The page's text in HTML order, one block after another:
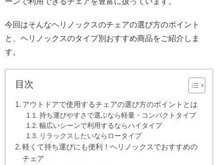
今回はそんなヘリノックスのチェアの選び方のポイント
と、ヘリノックスのタイプ別おすすめ商品をご紹介しま
す。
目次
アウトドアで使用するチェアの選び方のポイントとは
持ち運びやすさで選ぶなら軽量・コンパクトタイプ
幅広いシーンで利用するならハイタイプ
リラックスしたいならロータイプ
軽くて持ち運びにも便利！ヘリノックスでおすすめの
チェア